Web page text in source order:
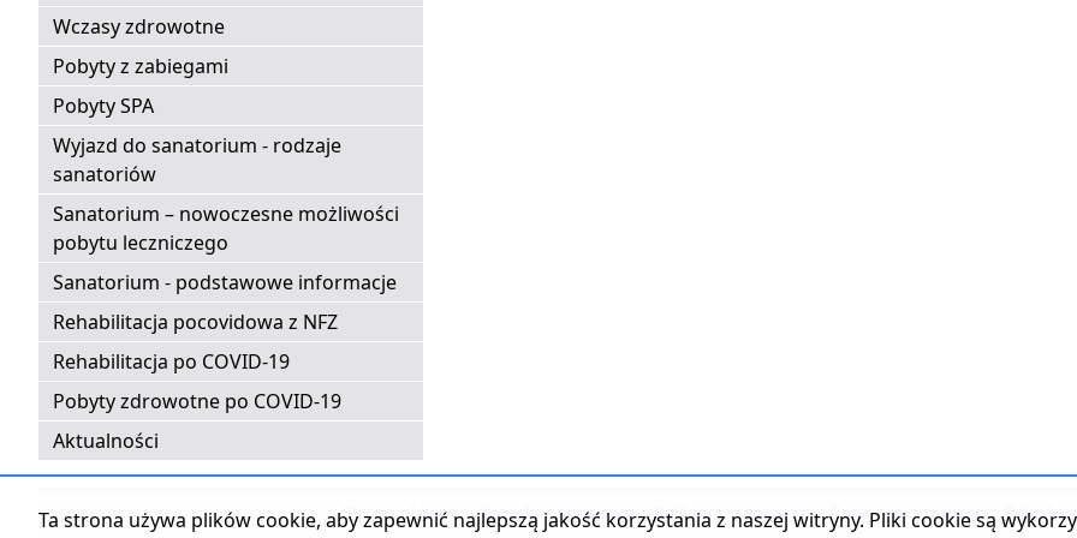
Wczasy zdrowotne
Pobyty z zabiegami
Pobyty SPA
Wyjazd do sanatorium - rodzaje
sanatoriów
Sanatorium – nowoczesne możliwości
pobytu leczniczego
Sanatorium - podstawowe informacje
Rehabilitacja pocovidowa z NFZ
Rehabilitacja po COVID-19
Pobyty zdrowotne po COVID-19
Aktualności
Strona główna | Kontakt z serwisem | Reklama w serwisie | Regulamin serwisu | Polityka
Ta strona używa plików cookie, aby zapewnić najlepszą jakość korzystania z naszej witryny. Pliki cookie są